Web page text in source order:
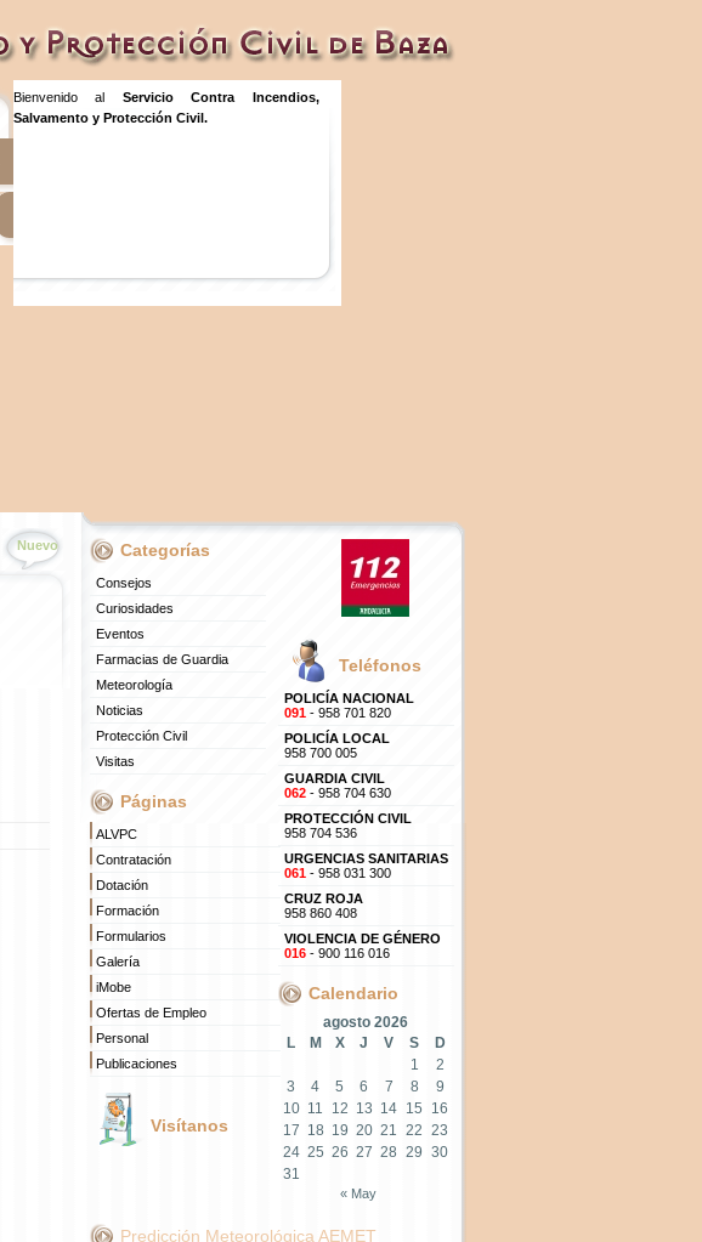
Bienvenido al Servicio Contra Incendios,
Salvamento y Protección Civil.
Nuevo Categorías
Consejos
Curiosidades
Eventos
Farmacias de Guardia
Meteorología
Noticias
Protección Civil
Visitas
Páginas
ALVPC
Contratación
Dotación
Formación
Formularios
Galería
iMobe
Ofertas de Empleo
Personal
Publicaciones
Visítanos
Teléfonos
POLICÍA NACIONAL
091- 958 701 820
POLICÍA LOCAL
958 700 005
GUARDIA CIVIL
062- 958 704 630
PROTECCIÓN CIVIL
958 704 536
URGENCIAS SANITARIAS
061- 958 031 300
CRUZ ROJA
958 860 408
VIOLENCIA DE GÉNERO
016- 900 116 016
Calendario
agosto 2026
L
M X J V S
D
1
2
3
4 5 6 7 8
9
10 11 12 13 14 15
16
17 18 19 20 21 22 23
24 25 26 27 28 29 30
31
« May
Predicción Meteorológica AEMET